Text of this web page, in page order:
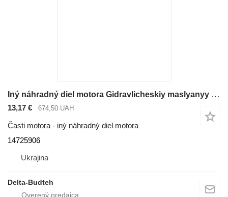
Iný náhradný diel motora Gidravlicheskiy maslyanyy dozator 14725906 na rýpadla Volvo EC210B
13,17 € 674,50 UAH
Časti motora - iný náhradný diel motora
14725906
Ukrajina
Delta-Budteh